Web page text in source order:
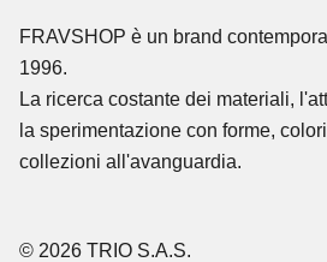
FRAVSHOP è un brand
1996.
La ricerca costante dei materiali,
la sperimentazione con forme,
collezioni all'avanguardia.
© 2026 TRIO S.A.S.